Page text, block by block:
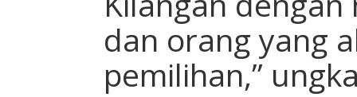
dan orang yang
pemilihan,”